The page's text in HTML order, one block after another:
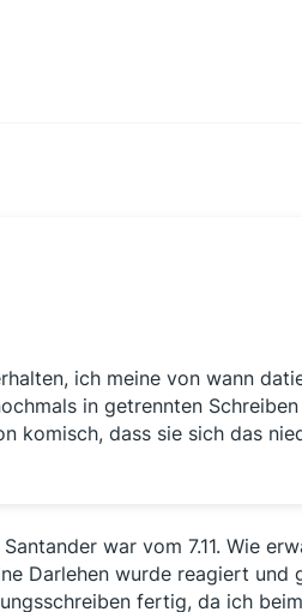
ich meine von wann
in getrennten
komisch, dass sie sich das
war vom 7.11. Wie
Darlehen wurde reagiert und
fertig, da ich